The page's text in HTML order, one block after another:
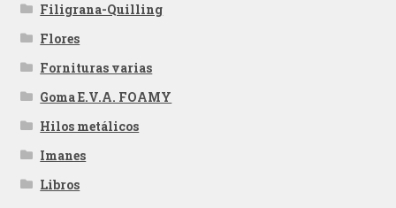
Filigrana-Quilling
Flores
Fornituras varias
Goma E.V.A. FOAMY
Hilos metálicos
Imanes
Libros